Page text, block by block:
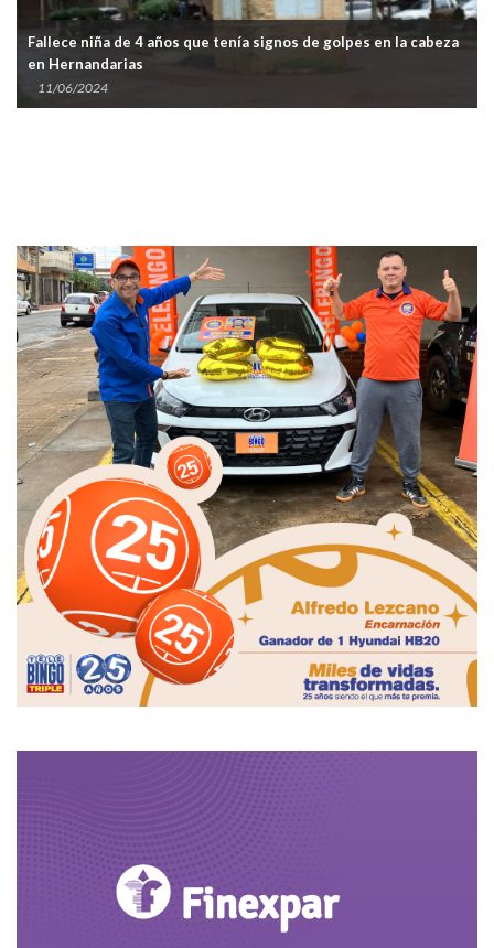
Fallece niña de 4 años que tenía signos de golpes en la cabeza
en Hernandarias
11/06/2024